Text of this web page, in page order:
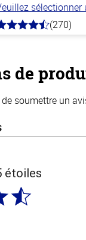
(270)
de
de soumettre un
étoiles